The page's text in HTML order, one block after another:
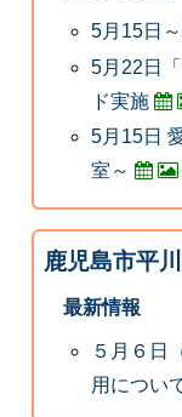
5月15日
5月22日
ド実施
5月15日
室～
鹿児島市平
最新情報
５月６日
用につい